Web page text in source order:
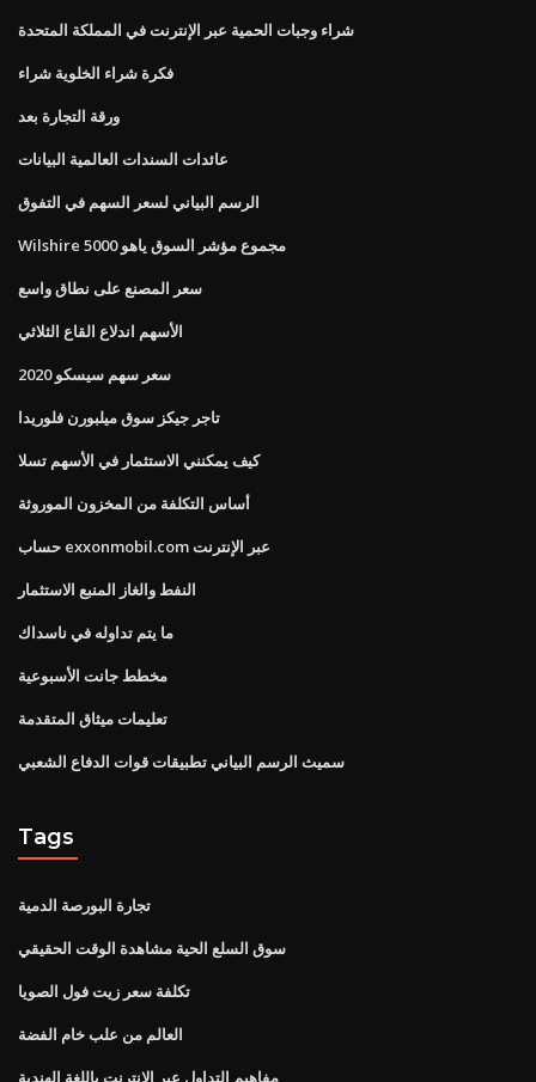
شراء وجبات الحمية عبر الإنترنت في المملكة المتحدة
فكرة شراء الخلوية شراء
ورقة التجارة بعد
عائدات السندات العالمية البيانات
الرسم البياني لسعر السهم في التفوق
Wilshire 5000 مجموع مؤشر السوق ياهو
سعر المصنع على نطاق واسع
الأسهم اندلاع القاع الثلاثي
سعر سهم سيسكو 2020
تاجر جيكز سوق ميلبورن فلوريدا
كيف يمكنني الاستثمار في الأسهم تسلا
أساس التكلفة من المخزون الموروثة
حساب exxonmobil.com عبر الإنترنت
النفط والغاز المنبع الاستثمار
ما يتم تداوله في ناسداك
مخطط جانت الأسبوعية
تعليمات ميثاق المتقدمة
سميث الرسم البياني تطبيقات قوات الدفاع الشعبي
Tags
تجارة البورصة الدمية
سوق السلع الحية مشاهدة الوقت الحقيقي
تكلفة سعر زيت فول الصويا
العالم من علب خام الفضة
مفاهيم التداول عبر الإنترنت باللغة الهندية